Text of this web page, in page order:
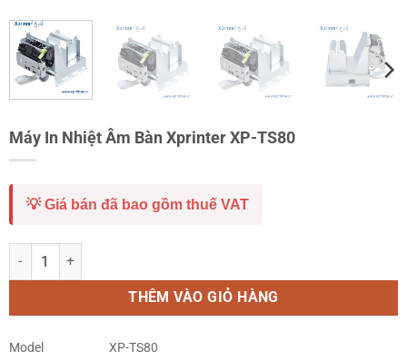
Máy In Nhiệt Âm Bàn Xprinter XP-TS80
💡 Giá bán đã bao gồm thuế VAT
Máy In Nhiệt Âm Bàn Xprinter XP-TS80 số lượng
THÊM VÀO GIỎ HÀNG
Model
XP-TS80